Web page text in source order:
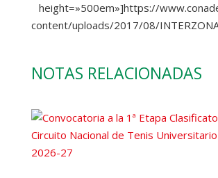
height=»500em»]https://
content/uploads/2017/08/
NOTAS RELACIONADAS